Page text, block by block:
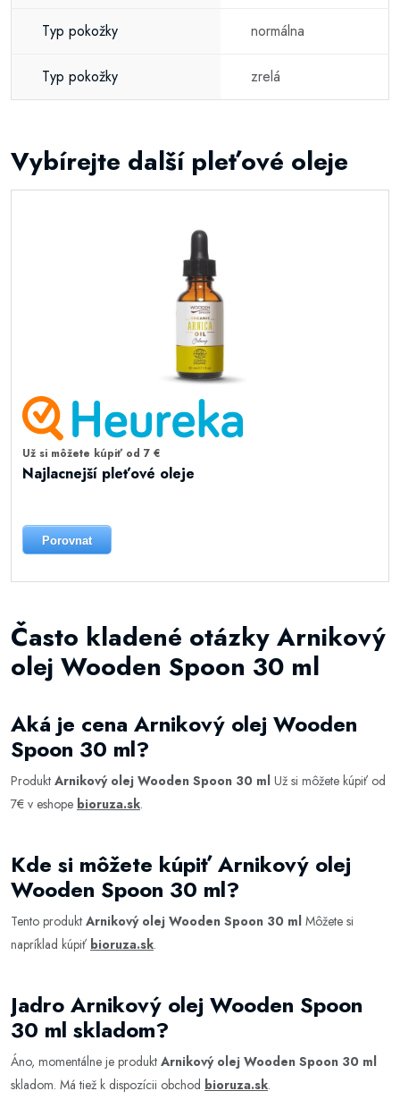
Typ pokožky normálna
Typ pokožky zrelá
Vybírejte další pleťové oleje
Už si môžete kúpiť od 7 €
Najlacnejší pleťové oleje
Porovnat
Často kladené otázky Arnikový
olej Wooden Spoon 30 ml
Aká je cena Arnikový olej Wooden
Spoon 30 ml?
Produkt Arnikový olej Wooden Spoon 30 ml Už si môžete kúpiť od
7€ v eshope bioruza.sk.
Kde si môžete kúpiť Arnikový olej
Wooden Spoon 30 ml?
Tento produkt Arnikový olej Wooden Spoon 30 ml Môžete si
napríklad kúpiť bioruza.sk.
Jadro Arnikový olej Wooden Spoon
30 ml skladom?
Áno, momentálne je produkt Arnikový olej Wooden Spoon 30 ml
skladom. Má tiež k dispozícii obchod bioruza.sk.